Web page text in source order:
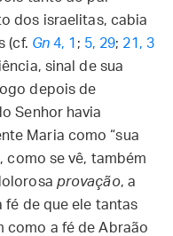
dos israelitas, cabia
(cf. Gn 4, 1 ; 5, 29; 21, 3
sinal de sua
depois de
Senhor havia
Maria como “sua
como se vê, também
provação, a
fé de que ele tantas
como a fé de Abraão